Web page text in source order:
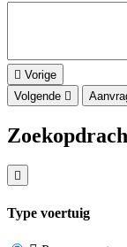
Vorige
Volgende
Type voertuig